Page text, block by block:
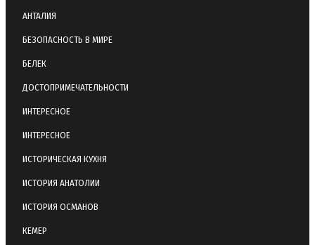
АНТАЛИЯ
БЕЗОПАСНОСТЬ В МИРЕ
БЕЛЕК
ДОСТОПРИМЕЧАТЕЛЬНОСТИ
ИНТЕРЕСНОЕ
ИНТЕРЕСНОЕ
ИСТОРИЧЕСКАЯ КУХНЯ
ИСТОРИЯ АНАТОЛИИ
ИСТОРИЯ ОСМАНОВ
КЕМЕР